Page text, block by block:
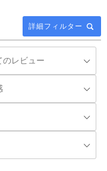
詳細フィルター